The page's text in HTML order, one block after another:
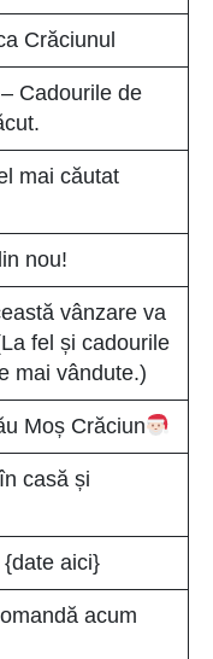
Crăciunul
Cadourile de
mai căutat
nou!
vânzare va
fel și cadourile
mai vândute.)
Moș Crăciun
casă și
aici}
acum